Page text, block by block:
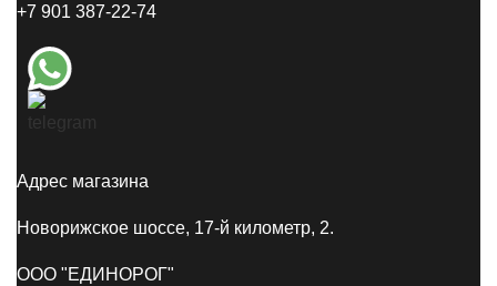
+7 901 387-22-74
Адрес магазина
Новорижское шоссе, 17-й километр, 2.
ООО "ЕДИНОРОГ"